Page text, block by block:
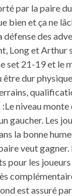
par la paire
bien et ça ne
défense des
Long et Arthur
set 21-19 et le
être dur
niveau
gaucher. Les
la bonne
veut
pour les
est assuré